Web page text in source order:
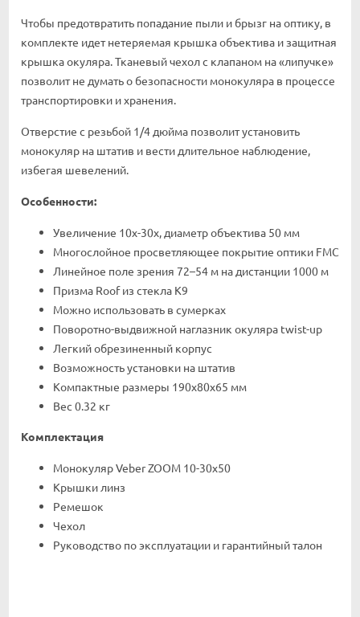
Чтобы предотвратить попадание пыли и брызг на оптику, в
комплекте идет нетеряемая крышка объектива и защитная
крышка окуляра. Тканевый чехол с клапаном на «липучке»
позволит не думать о безопасности монокуляра в процессе
транспортировки и хранения.
Отверстие с резьбой 1/4 дюйма позволит установить
монокуляр на штатив и вести длительное наблюдение,
избегая шевелений.
Особенности:
Увеличение 10х-30х, диаметр объектива 50 мм
Многослойное просветляющее покрытие оптики FMC
Линейное поле зрения 72–54 м на дистанции 1000 м
Призма Roof из стекла К9
Можно использовать в сумерках
Поворотно-выдвижной наглазник окуляра twist-up
Легкий обрезиненный корпус
Возможность установки на штатив
Компактные размеры 190х80х65 мм
Вес 0.32 кг
Комплектация
Монокуляр Veber ZOOM 10-30x50
Крышки линз
Ремешок
Чехол
Руководство по эксплуатации и гарантийный талон